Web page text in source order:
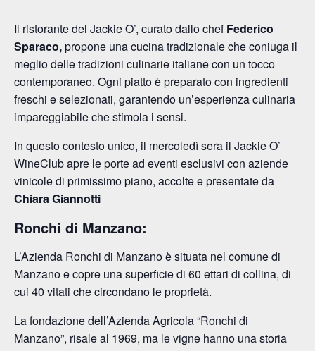
Il ristorante del Jackie O’, curato dallo chefFederico
Sparaco,propone una cucina tradizionale che coniuga il
meglio delle tradizioni culinarie italiane con un tocco
contemporaneo. Ogni piatto è preparato con ingredienti
freschi e selezionati, garantendo un’esperienza culinaria
impareggiabile che stimola i sensi.
In questo contesto unico, il mercoledì sera il Jackie O’
WineClub apre le porte ad eventi esclusivi con aziende
vinicole di primissimo piano, accolte e presentate da
Chiara Giannotti
Ronchi di Manzano:
L’Azienda Ronchi di Manzano è situata nel comune di
Manzano e copre una superficie di 60 ettari di collina, di
cui 40 vitati che circondano le proprietà.
La fondazione dell’Azienda Agricola “Ronchi di
Manzano”, risale al 1969, ma le vigne hanno una storia